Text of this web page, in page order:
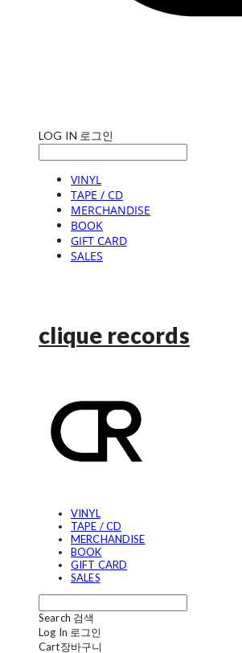
LOG IN 로그인
VINYL
TAPE / CD
MERCHANDISE
BOOK
GIFT CARD
SALES
clique records
VINYL
TAPE / CD
MERCHANDISE
BOOK
GIFT CARD
SALES
Search 검색
Log In 로그인
Cart장바구니